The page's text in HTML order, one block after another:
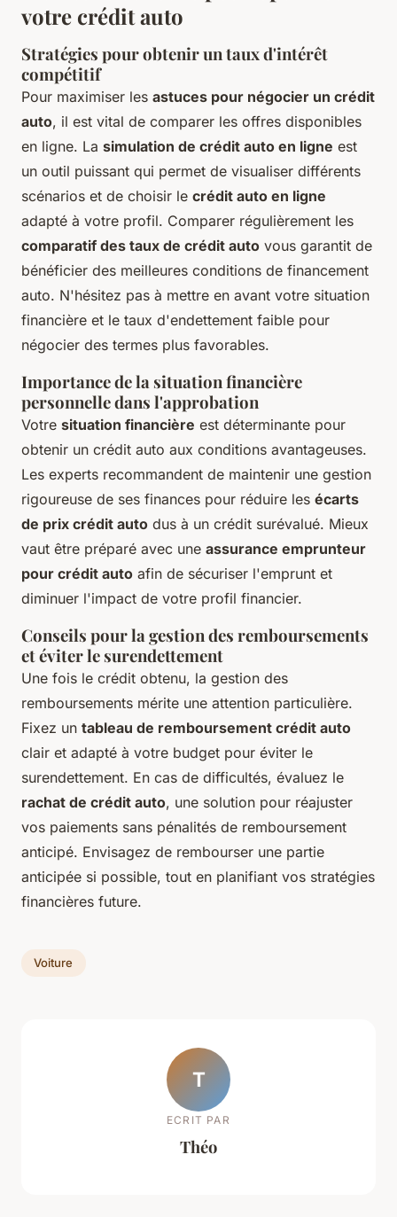
votre crédit auto
Stratégies pour obtenir un taux d'intérêt
compétitif
Pour maximiser les astuces pour négocier un crédit
auto, il est vital de comparer les offres disponibles
en ligne. La simulation de crédit auto en ligne est
un outil puissant qui permet de visualiser différents
scénarios et de choisir le crédit auto en ligne
adapté à votre profil. Comparer régulièrement les
comparatif des taux de crédit auto vous garantit de
bénéficier des meilleures conditions de financement
auto. N'hésitez pas à mettre en avant votre situation
financière et le taux d'endettement faible pour
négocier des termes plus favorables.
Importance de la situation financière
personnelle dans l'approbation
Votre situation financière est déterminante pour
obtenir un crédit auto aux conditions avantageuses.
Les experts recommandent de maintenir une gestion
rigoureuse de ses finances pour réduire les écarts
de prix crédit auto dus à un crédit surévalué. Mieux
vaut être préparé avec une assurance emprunteur
pour crédit auto afin de sécuriser l'emprunt et
diminuer l'impact de votre profil financier.
Conseils pour la gestion des remboursements
et éviter le surendettement
Une fois le crédit obtenu, la gestion des
remboursements mérite une attention particulière.
Fixez un tableau de remboursement crédit auto
clair et adapté à votre budget pour éviter le
surendettement. En cas de difficultés, évaluez le
rachat de crédit auto, une solution pour réajuster
vos paiements sans pénalités de remboursement
anticipé. Envisagez de rembourser une partie
anticipée si possible, tout en planifiant vos stratégies
financières future.
Voiture
T
ECRIT PAR
Théo